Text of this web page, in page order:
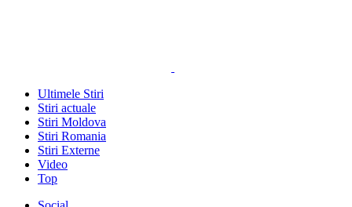
Ultimele Stiri
Stiri actuale
Stiri Moldova
Stiri Romania
Stiri Externe
Video
Top